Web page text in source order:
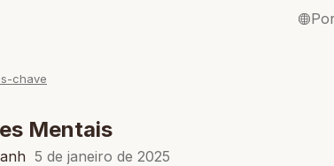
chave
Mentais
5 de janeiro de 2025